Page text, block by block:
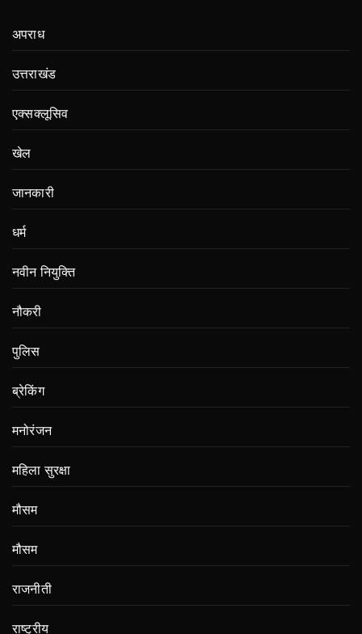
अपराध
उत्तराखंड
एक्सक्लूसिव
खेल
जानकारी
धर्म
नवीन नियुक्ति
नौकरी
पुलिस
ब्रेकिंग
मनोरंजन
महिला सुरक्षा
मौसम
मौसम
राजनीती
राष्ट्रीय